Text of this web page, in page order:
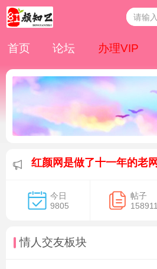
首页 论坛 办理VIP
今日
9805
帖子
158911
情人交友板块